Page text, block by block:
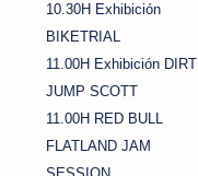
10.30H Exhibición
BIKETRIAL
11.00H Exhibición DIRT
JUMP SCOTT
11.00H RED BULL
FLATLAND JAM